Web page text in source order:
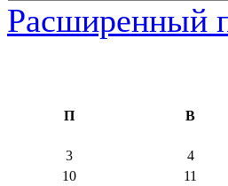
Расширенный
П В
3 4
10
11